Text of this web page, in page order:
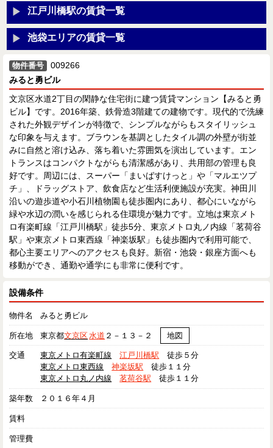
江戸川橋駅の賃貸一覧
池袋エリアの賃貸一覧
物件番号
009266
みると勇ビル
文京区水道2丁目の閑静な住宅街に建つ賃貸マンション【みると勇
ビル】です。2016年築、鉄骨造3階建ての建物です。現代的で洗練
された外観デザインが特徴で、シンプルながらもスタイリッシュ
な印象を与えます。ブラウンを基調としたタイル調の外壁が街並
みに自然と溶け込み、落ち着いた雰囲気を演出しています。エン
トランスはコンパクトながらも清潔感があり、共用部の管理も良
好です。周辺には、スーパー「まいばすけっと」や「マルエツプ
チ」、ドラッグストア、飲食店など生活利便施設が充実。神田川
沿いの遊歩道や小石川植物園も徒歩圏内にあり、都心にいながら
緑や水辺の潤いを感じられる住環境が魅力です。立地は東京メト
ロ有楽町線「江戸川橋駅」徒歩5分、東京メトロ丸ノ内線「茗荷谷
駅」や東京メトロ東西線「神楽坂駅」も徒歩圏内で利用可能で、
都心主要エリアへのアクセスも良好。新宿・池袋・銀座方面へも
移動ができ、通勤や通学にも非常に便利です。
設備条件
物件名 みると勇ビル
所在地 東京都文京区水道 ２－１３－２ 地図
交通 東京メトロ有楽町線 江戸川橋駅 徒歩５分
東京メトロ東西線
神楽坂駅 徒歩１１分
東京メトロ丸ノ内線
茗荷谷駅 徒歩１１分
築年数 ２０１６年４月
賃料
管理費